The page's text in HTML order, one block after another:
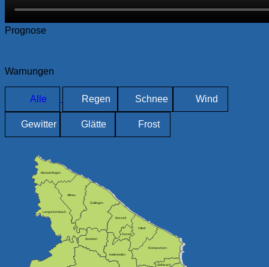
Prognose
Warnungen
Alle Regen Schnee Wind
Gewitter Glätte Frost
Münsterlingen
Langrickenbach
Altnau
Güttingen
Kesswil
Dozwil
Uttwil
Romanshorn
Salmsach
Hefenhofen
Sommeri